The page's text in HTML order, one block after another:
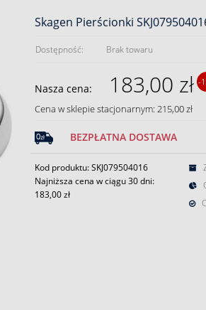
Skagen Pierścionki
Dostępność: Brak towaru
Nasza cena: 183,00 zł -
Cena w sklepie stacjonarnym: 215,00 zł
BEZPŁATNA DOSTAWA
Kod produktu: SKJ079504016
Najniższa cena w ciągu 30 dni:
183,00 zł